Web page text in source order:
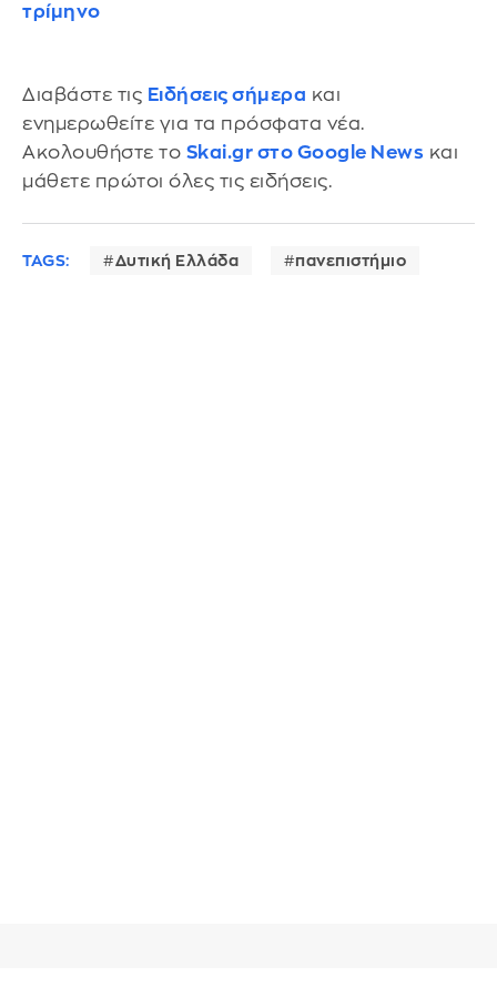
τρίμηνο
Διαβάστε τις Ειδήσεις σήμερα και
ενημερωθείτε για τα πρόσφατα νέα.
Ακολουθήστε το Skai.gr στο Google News και
μάθετε πρώτοι όλες τις ειδήσεις.
TAGS: Δυτική Ελλάδα πανεπιστήμιο